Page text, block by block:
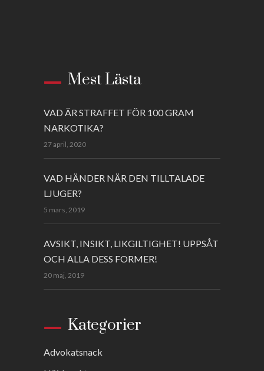
Mest Lästa
VAD ÄR STRAFFET FÖR 100 GRAM
NARKOTIKA?
27 april, 2020
VAD HÄNDER NÄR DEN TILLTALADE
LJUGER?
5 mars, 2019
AVSIKT, INSIKT, LIKGILTIGHET! UPPSÅT
OCH ALLA DESS FORMER!
20 maj, 2019
Kategorier
Advokatsnack